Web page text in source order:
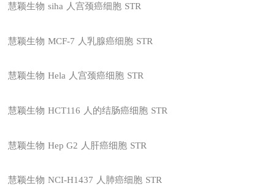
慧颖生物 siha 人宫颈癌细胞 STR
慧颖生物 MCF-7 人乳腺癌细胞 STR
慧颖生物 Hela 人宫颈癌细胞 STR
慧颖生物 HCT116 人的结肠癌细胞 STR
慧颖生物 Hep G2 人肝癌细胞 STR
慧颖生物 NCI-H1437 人肺癌细胞 STR